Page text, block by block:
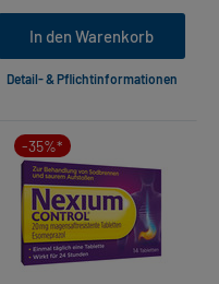
In den Warenkorb
Detail- & Pflichtinformationen
-35%*